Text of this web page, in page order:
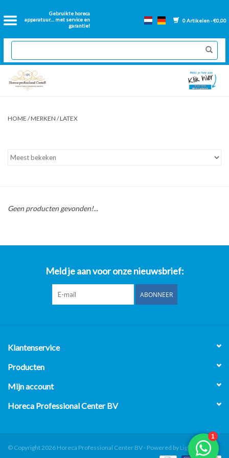
Gebruikte horeca
apparatuur.... met service en
garantie!
0 Artikelen - €0,00
Home
2dehands Horeca
Nieuwe apparatuur
Onderdelen bakwanden
Over ons
HOME /MERKEN /LATEX
Geen producten gevonden!...
Meld je aan voor onze nieuwsbrief:
ABONNEER
Klantenservice
Producten
Mijn account
Horeca Professional Center BV
© Copyright 2026 Horeca Professional Center BV - Powered by Lightspeed